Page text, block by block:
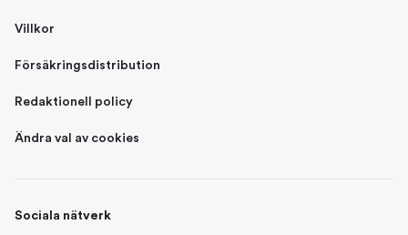
Villkor
Försäkringsdistribution
Redaktionell policy
Ändra val av cookies
Sociala nätverk